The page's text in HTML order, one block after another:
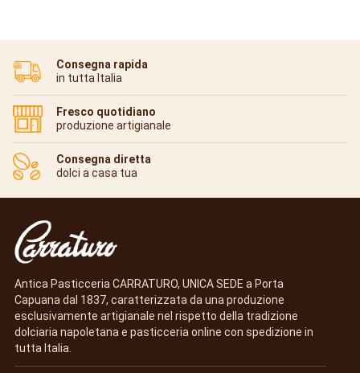
Consegna rapida
in tutta Italia
Fresco quotidiano
produzione artigianale
Consegna diretta
dolci a casa tua
Antica Pasticceria CARRATURO, UNICA SEDE a Porta
Capuana dal 1837, caratterizzata da una produzione
esclusivamente artigianale nel rispetto della tradizione
dolciaria napoletana e pasticceria online con spedizione in
tutta Italia.